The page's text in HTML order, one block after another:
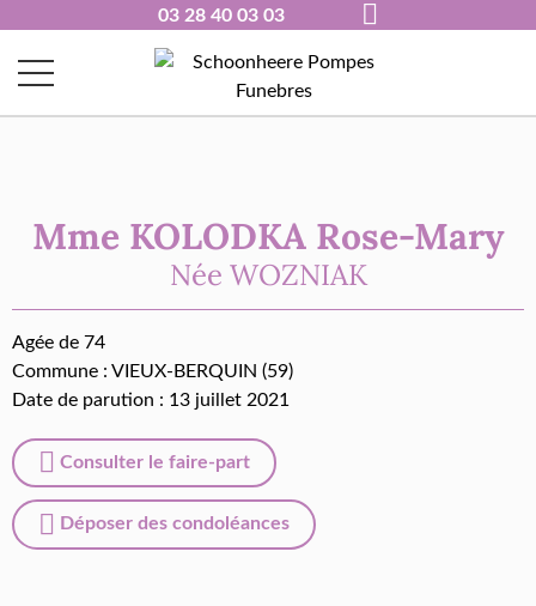
03 28 40 03 03
Mme KOLODKA Rose-Mary
Née WOZNIAK
Agée de 74
Commune : VIEUX-BERQUIN (59)
Date de parution : 13 juillet 2021
Consulter le faire-part
Déposer des condoléances